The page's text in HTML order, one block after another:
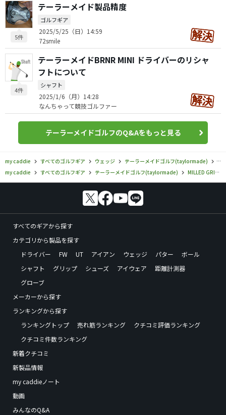
5件
テーラーメイド製品精度
ゴルフギア
2025/5/25（日）14:59
72smile
4件
テーラーメイドBRNR MINI ドライバーのリシャ
フトについて
シャフト
2025/1/6（月）14:28
なんちゃって競技ゴルファー
テーラーメイドゴルフのQ&Aをもっと見る
my caddie すべてのゴルフギア ウェッジ テーラーメイドゴルフ(taylormade)
my caddie
すべてのゴルフギア テーラーメイドゴルフ(taylormade) MILLED GRIND
すべてのギアから探す
カテゴリから製品を探す
ドライバー
FW UT アイアン ウェッジ パター
ボール
シャフト
グリップ シューズ アイウェア
距離計測器
グローブ
メーカーから探す
ランキングから探す
ランキングトップ
売れ筋ランキング
クチコミ評価ランキング
クチコミ件数ランキング
新着クチコミ
新製品情報
my caddieノート
動画
みんなのQ&A